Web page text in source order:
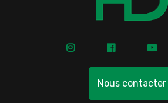
Nous contacter